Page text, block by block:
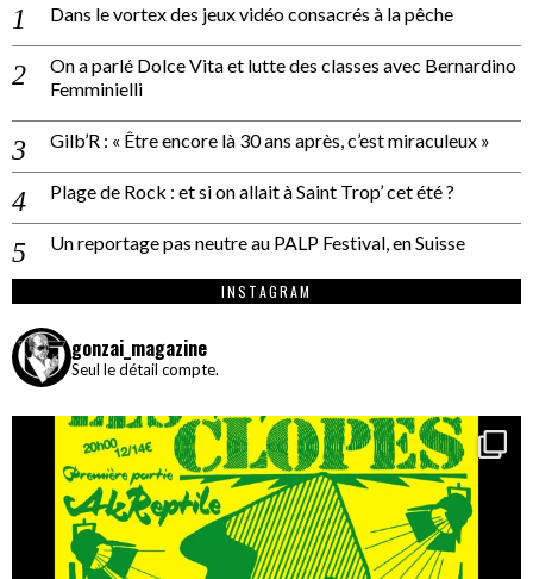
Dans le vortex des jeux vidéo consacrés à la pêche
On a parlé Dolce Vita et lutte des classes avec Bernardino
Femminielli
Gilb’R : « Être encore là 30 ans après, c’est miraculeux »
Plage de Rock : et si on allait à Saint Trop’ cet été ?
Un reportage pas neutre au PALP Festival, en Suisse
INSTAGRAM
gonzai_magazine
Seul le détail compte.